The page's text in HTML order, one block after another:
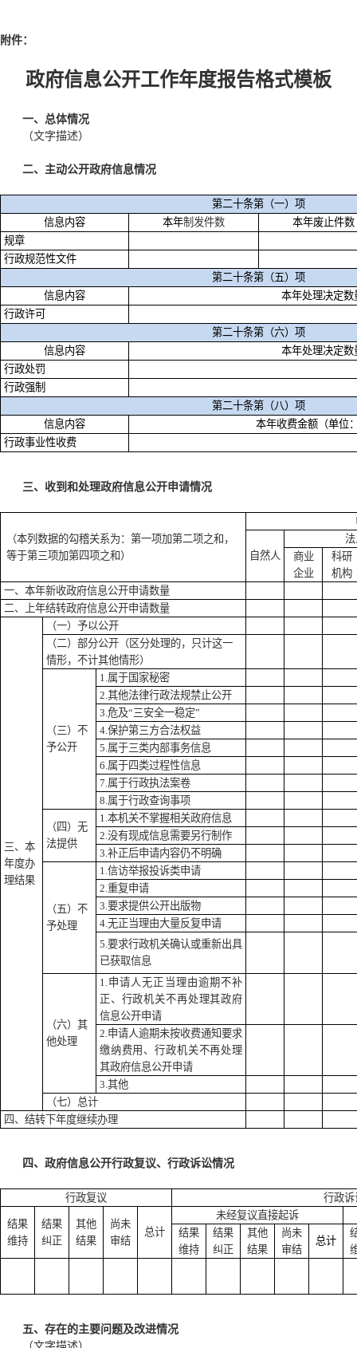
附件：
政府信息公开工作年度报告格式模板
一、总体情况
（文字描述）
二、主动公开政府信息情况
第二十条第（一）项
信息内容
本年制 发件数
本年废止件数
规章
行政规范性文件
第二十条第（五）项
信息内容
本年处理决定数
行政许可
第二十条第（六）项
信息内容
本年处理决定数
行政处罚
行政强制
第二十条第（八）项
信息内容
本年收费金额（单位
行政事业性收费
三、收到和处理政府信息公开申请情况
（本列数据的勾稽关系为：第一项加第二项之和，
等于第三项加第四项之和）
自然人
商业
企业
科研
机构
一、本年新收政府信息公开申请数量
二、上年结转政府信息公开申请数量
三、本
年度办
理结果
（一）予以公开
（二）部分公开（区分处理的，只计这一
情形，不计其他情形）
（三）不
予公开
1.属于国家秘密
2.其他法律行政法规禁止公开
3.危及“三安全一稳定”
4.保护第三方合法权益
5.属于三类内部事务信息
6.属于四类过程性信息
7.属于行政执法案卷
8.属于行政查询事项
（四）无
法提供
1.本机关不掌握相关政府信息
2.没有现成信息需要另行制作
3.补正后申请内容仍不明确
（五）不
予处理
1.信访举报投诉类申请
2.重复申请
3.要求提供公开出版物
4.无正当理由大量反复申请
5.要求行政机关确认或重新出具
已获取信息
（六）其
他处理
1.申请人无正当理由逾期不补
正、行政机关不再处理其政府
信息公开申请
2.申请人逾期未按收费通知要求
缴纳费用、行政机关不再处理
其政府信息公开申请
3.其他
（七）总计
四、结转下年度继续办理
四、政府信息公开行政复议、行政诉讼情况
行政复议 行政诉
结果
维持
结果
纠正
其他
结果
尚未
审结
总计
未经复议直接起诉
结果
维持
结果
纠正
其他
结果
尚未
审结
总计
五、存在的主要问题及改进情况